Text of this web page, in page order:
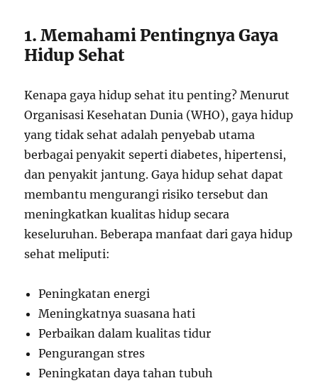
1. Memahami Pentingnya Gaya
Hidup Sehat
Kenapa gaya hidup sehat itu penting? Menurut
Organisasi Kesehatan Dunia (WHO), gaya hidup
yang tidak sehat adalah penyebab utama
berbagai penyakit seperti diabetes, hipertensi,
dan penyakit jantung. Gaya hidup sehat dapat
membantu mengurangi risiko tersebut dan
meningkatkan kualitas hidup secara
keseluruhan. Beberapa manfaat dari gaya hidup
sehat meliputi:
Peningkatan energi
Meningkatnya suasana hati
Perbaikan dalam kualitas tidur
Pengurangan stres
Peningkatan daya tahan tubuh